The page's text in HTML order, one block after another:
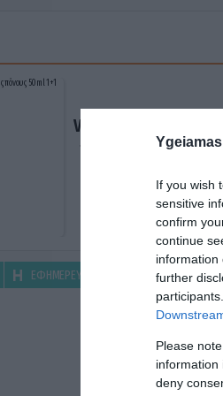
If you wish
sensitive
confirm
continue
information
further
Please
information
deny
Valsamo gel για
πόνους 50ml 1+1
ΑΓΟΡΑΣΕ ΤΟ
ΕΦΗΜΕΡΕΥΟΝΤΑ ΦΑΡΜΑΚΕΙΑ